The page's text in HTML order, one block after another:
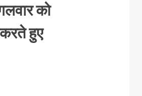
को
करते हुए